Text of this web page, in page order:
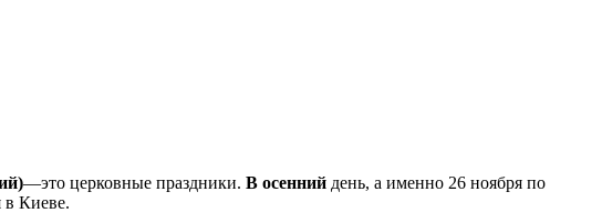
—это церковные праздники. В осенний день, а именно 26 ноября по
в Киеве.